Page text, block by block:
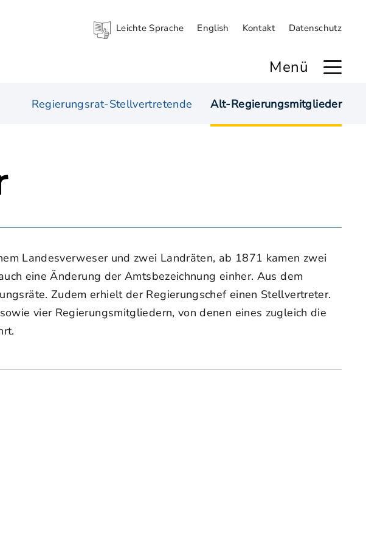
Leichte Sprache English Kontakt Datenschutz
Menü
Regierungsrat-Stellvertretende Alt-Regierungsmitglieder
Landesverweser und zwei Landräten, ab 1871 kamen zwei
eine Änderung der Amtsbezeichnung einher. Aus dem
Zudem erhielt der Regierungschef einen Stellvertreter.
vier Regierungsmitgliedern, von denen eines zugleich die